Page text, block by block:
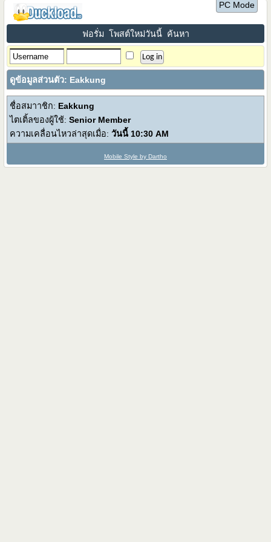
PC Mode
ฟอรั่ม โพสต์ใหม่วันนี้ ค้นหา
ดูข้อมูลส่วนตัว: Eakkung
ชื่อสมาาชิก: Eakkung
ไตเติ้ลของผู้ใช้:Senior Member
ความเคลื่อนไหวล่าสุดเมื่อ: วันนี้ 10:30 AM
Mobile Style by Dartho